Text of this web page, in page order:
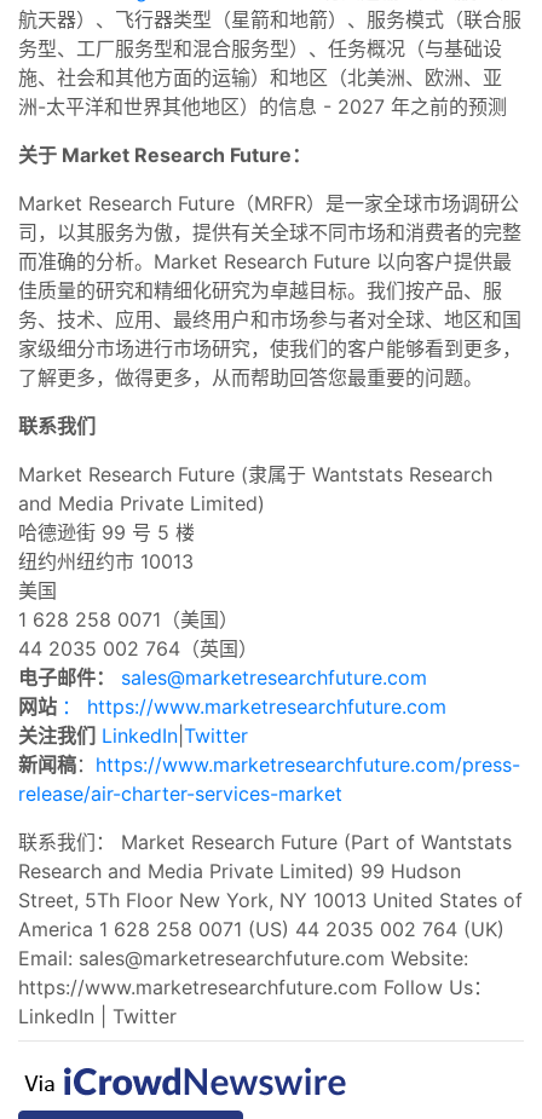
航天器）、飞行器类型（星箭和地箭）、服务模式（联合服
务型、工厂服务型和混合服务型）、任务概况（与基础设
施、社会和其他方面的运输）和地区（北美洲、欧洲、亚
洲-太平洋和世界其他地区）的信息 - 2027 年之前的预测
关于 Market Research Future：
Market Research Future（MRFR）是一家全球市场调研公
司，以其服务为傲，提供有关全球不同市场和消费者的完整
而准确的分析。Market Research Future 以向客户提供最
佳质量的研究和精细化研究为卓越目标。我们按产品、服
务、技术、应用、最终用户和市场参与者对全球、地区和国
家级细分市场进行市场研究，使我们的客户能够看到更多，
了解更多，做得更多，从而帮助回答您最重要的问题。
联系我们
Market Research Future (隶属于 Wantstats Research
and Media Private Limited)
哈德逊街 99 号 5 楼
纽约州纽约市 10013
美国
1 628 258 0071（美国）
44 2035 002 764（英国）
电子邮件：
sales@marketresearchfuture.com
网站 ： https://www.marketresearchfuture.com
关注我们 LinkedIn Twitter
新闻稿： https://www.marketresearchfuture.com/press-
release/air-charter-services-market
联系我们： Market Research Future (Part of Wantstats
Research and Media Private Limited) 99 Hudson
Street, 5Th Floor New York, NY 10013 United States of
America 1 628 258 0071 (US) 44 2035 002 764 (UK)
Email: sales@marketresearchfuture.com Website:
https://www.marketresearchfuture.com Follow Us：
LinkedIn | Twitter